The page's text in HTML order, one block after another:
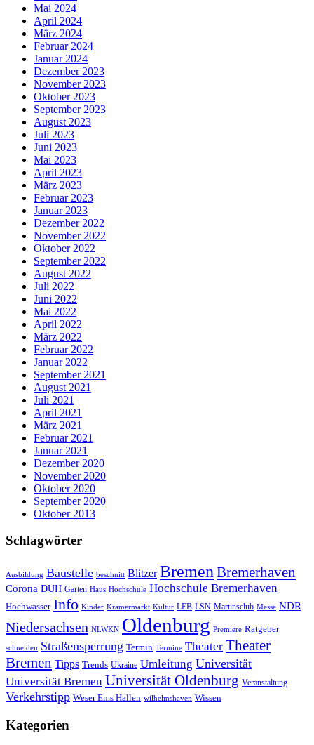
Mai 2024
April 2024
März 2024
Februar 2024
Januar 2024
Dezember 2023
November 2023
Oktober 2023
September 2023
August 2023
Juli 2023
Juni 2023
Mai 2023
April 2023
März 2023
Februar 2023
Januar 2023
Dezember 2022
November 2022
Oktober 2022
September 2022
August 2022
Juli 2022
Juni 2022
Mai 2022
April 2022
März 2022
Februar 2022
Januar 2022
September 2021
August 2021
Juli 2021
April 2021
März 2021
Februar 2021
Januar 2021
Dezember 2020
November 2020
Oktober 2020
September 2020
Oktober 2013
Schlagwörter
Ausbildung Baustelle beschnitt Blitzer Bremen Bremerhaven
Corona DUH Garten Haus Hochschule Hochschule Bremerhaven
Hochwasser Info Kinder Kramermarkt Kultur LEB LSN Martinsclub Messe NDR
Niedersachsen NLWKN Oldenburg Premiere Ratgeber
schneiden Straßensperrung Termin Termine Theater Theater
Bremen Tipps Trends Ukraine Umleitung Universität
Universität Bremen Universität Oldenburg Veranstaltung
Verkehrstipp Weser Ems Hallen wilhelmshaven Wissen
Kategorien